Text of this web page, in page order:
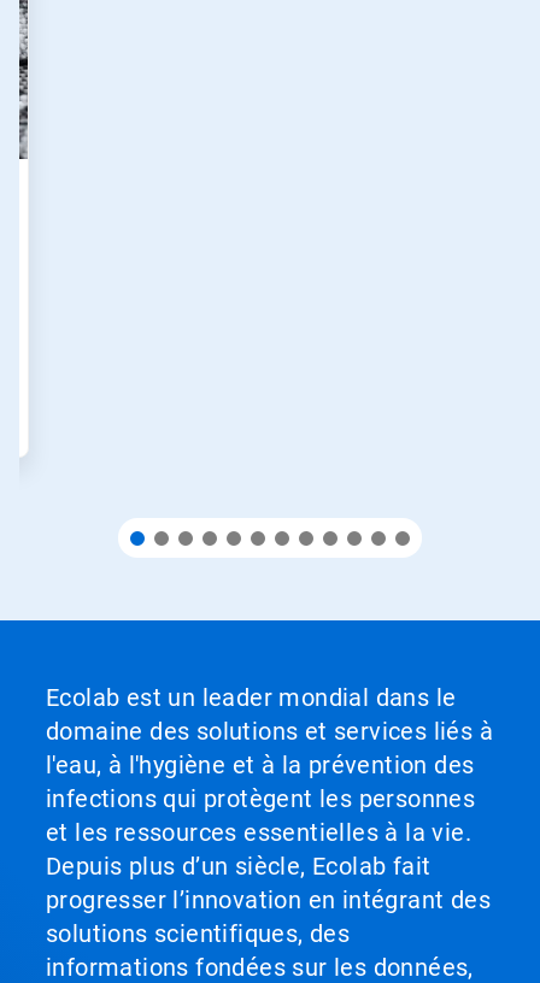
Ecolab est un leader mondial dans le
domaine des solutions et services liés à
l'eau, à l'hygiène et à la prévention des
infections qui protègent les personnes
et les ressources essentielles à la vie.
Depuis plus d’un siècle, Ecolab fait
progresser l’innovation en intégrant des
solutions scientifiques, des
informations fondées sur les données,